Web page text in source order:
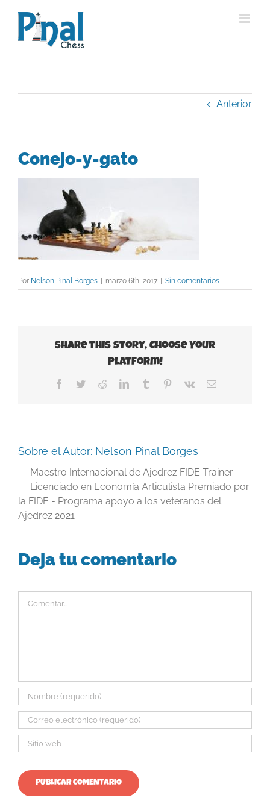
contenido
Anterior
Conejo-y-gato
Por Nelson Pinal Borges | marzo 6th, 2017 | Sin comentarios
Share This Story, Choose Your
Platform!
Facebook
TwitterRedditLinkedInTumblr Pinterest
Vk
Correo
Sobre el Autor: Nelson Pinal Borges
Maestro Internacional de Ajedrez FIDE Trainer
Licenciado en Economía Articulista Premiado por
la FIDE - Programa apoyo a los veteranos del
Ajedrez 2021
Deja tu comentario